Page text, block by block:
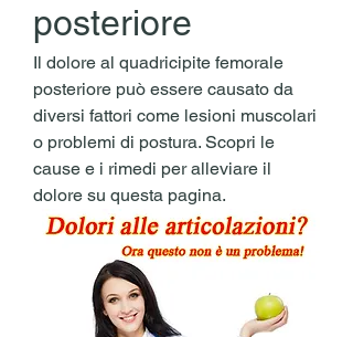
posteriore
Il dolore al quadricipite femorale
posteriore può essere causato da
diversi fattori come lesioni muscolari
o problemi di postura. Scopri le
cause e i rimedi per alleviare il
dolore su questa pagina.